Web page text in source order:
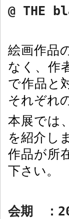
@ THE
絵画作品
なく、作
で作品と
それぞれ
本展では
を紹介し
作品が所
下さい。
会期 ：